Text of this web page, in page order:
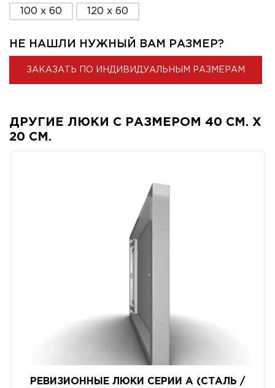
100 x 60 120 x 60
НЕ НАШЛИ НУЖНЫЙ ВАМ РАЗМЕР?
ЗАКАЗАТЬ ПО ИНДИВИДУАЛЬНЫМ РАЗМЕРАМ
ДРУГИЕ ЛЮКИ С РАЗМЕРОМ 40 СМ. X
20 СМ.
РЕВИЗИОННЫЕ ЛЮКИ СЕРИИ A (СТАЛЬ /